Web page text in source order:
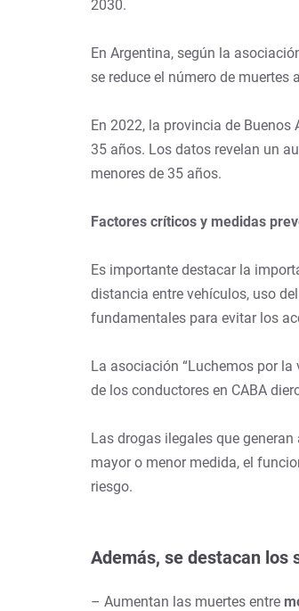
2030.
En Argentina, según la
se reduce el número de muertes
En 2022, la provincia de
35 años. Los datos revelan un
menores de 35 años.
Factores críticos y medidas
Es importante destacar la
distancia entre vehículos, uso
fundamentales para evitar los
La asociación “Luchemos por
de los conductores en CABA
Las drogas ilegales que
mayor o menor medida, el
riesgo.
Además, se destacan los
– Aumentan las muertes entre